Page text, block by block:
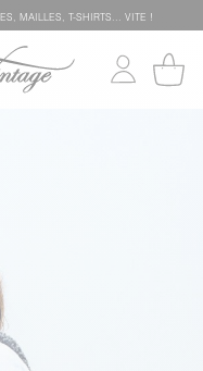
MAILLES, T-SHIRTS... VITE !